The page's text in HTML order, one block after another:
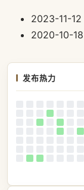
2023-11-12
2020-10-18
发布热力